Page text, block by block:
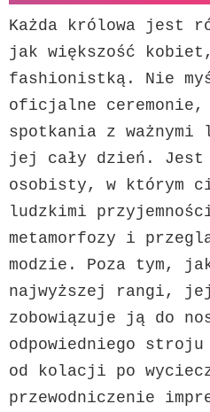
Każda królowa jest
jak większość
fashionistką. Nie
oficjalne
spotkania z ważnymi
jej cały dzień. Jest
osobisty, w którym
ludzkimi
metamorfozy i
modzie. Poza tym,
najwyższej rangi,
zobowiązuje ją do
odpowiedniego
od kolacji po
przewodniczenie